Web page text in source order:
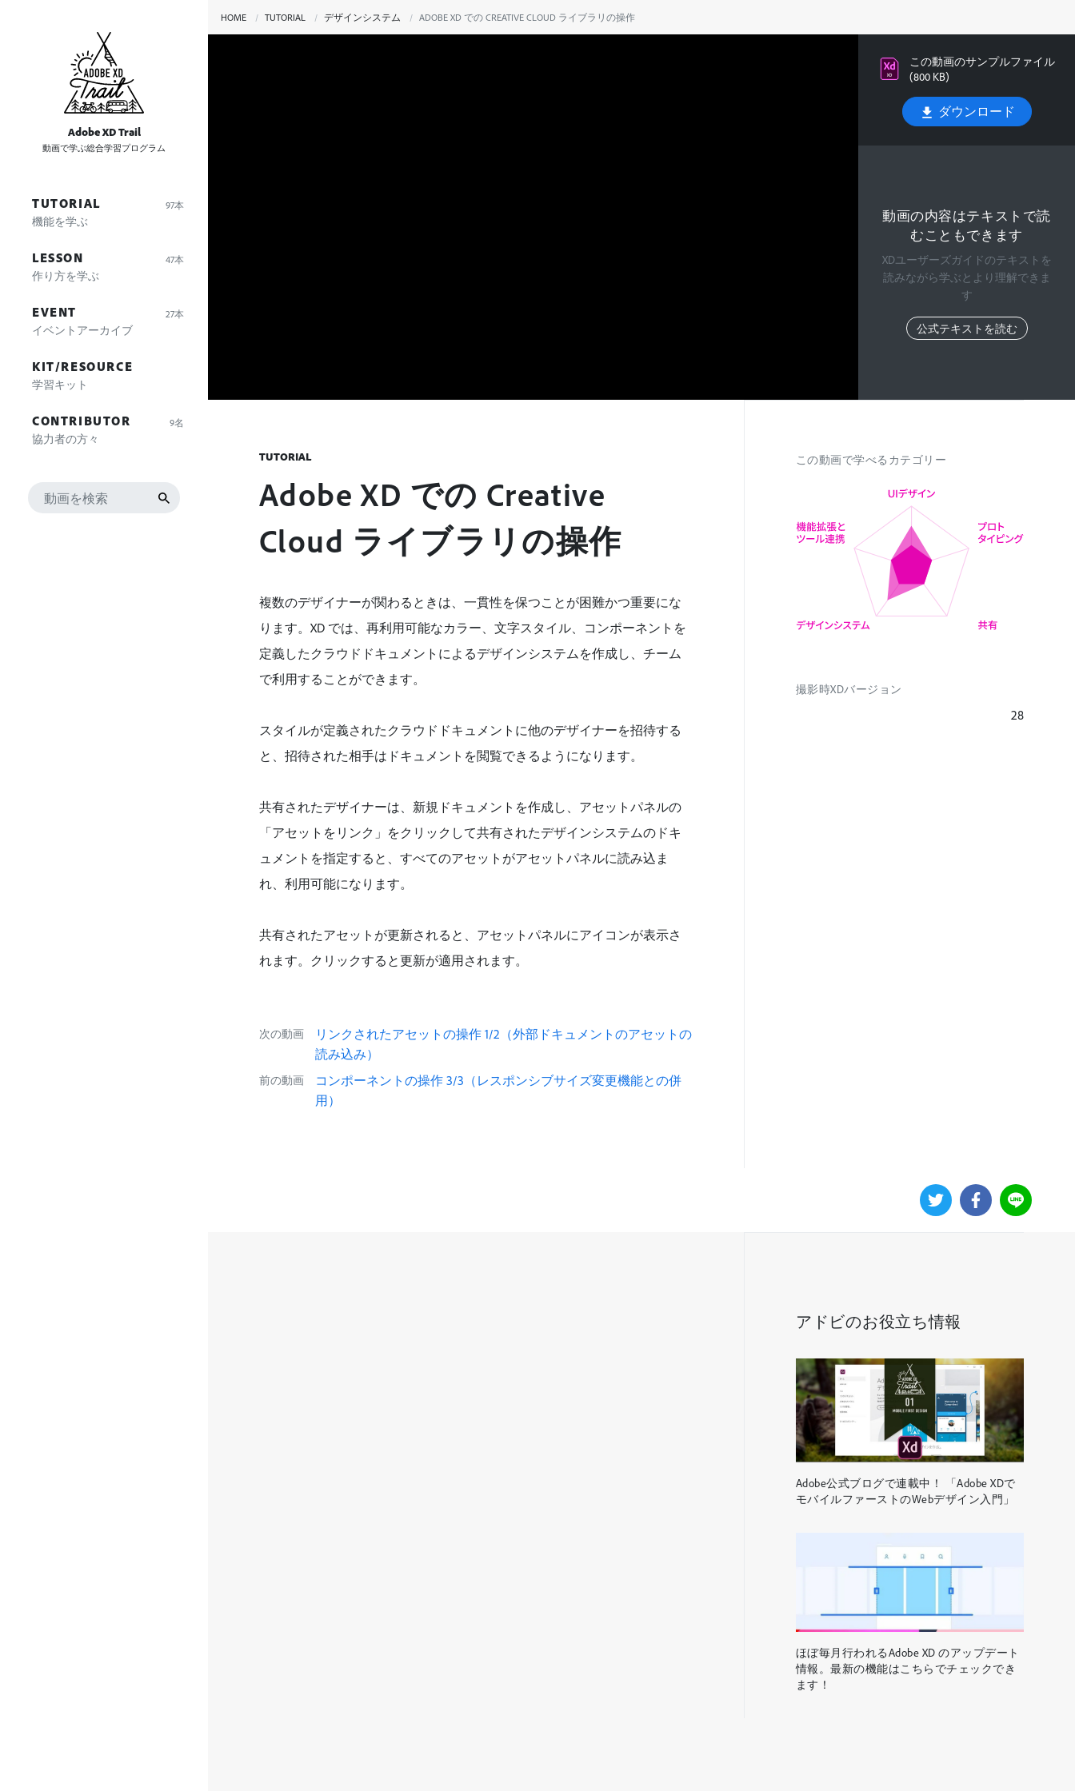
Adobe XD Trail
動画で学ぶ総合学習プログラム
TUTORIAL
機能を学ぶ
97本
LESSON
作り方を学ぶ
47本
EVENT
イベントアーカイブ
27本
KIT/RESOURCE
学習キット
CONTRIBUTOR
協力者の方々
9名
HOME TUTORIAL デザインシステム ADOBE XD での CREATIVE CLOUD ライブラリの操作
この動画のサンプルファイル
(800 KB)
ダウンロード
動画の内容はテキストで読
むこともできます
XDユーザーズガイドのテキストを
読みながら学ぶとより理解できま
す
公式テキストを読む
TUTORIAL
Adobe XD での Creative
Cloud ライブラリの操作
複数のデザイナーが関わるときは、一貫性を保つことが困難かつ重要にな
ります。XD では、再利用可能なカラー、文字スタイル、コンポーネントを
定義したクラウドドキュメントによるデザインシステムを作成し、チーム
で利用することができます。
スタイルが定義されたクラウドドキュメントに他のデザイナーを招待する
と、招待された相手はドキュメントを閲覧できるようになります。
共有されたデザイナーは、新規ドキュメントを作成し、アセットパネルの
「アセットをリンク」をクリックして共有されたデザインシステムのドキ
ュメントを指定すると、すべてのアセットがアセットパネルに読み込ま
れ、利用可能になります。
共有されたアセットが更新されると、アセットパネルにアイコンが表示さ
れます。クリックすると更新が適用されます。
次の動画
リンクされたアセットの操作 1/2（外部ドキュメントのアセットの
読み込み）
前の動画
コンポーネントの操作 3/3（レスポンシブサイズ変更機能との併
用）
この動画で学べるカテゴリー
撮影時XDバージョン
28
アドビのお役立ち情報
Adobe公式ブログで連載中！ 「Adobe XDで
モバイルファーストのWebデザイン入門」
ほぼ毎月行われるAdobe XD のアップデート
情報。最新の機能はこちらでチェックでき
ます！